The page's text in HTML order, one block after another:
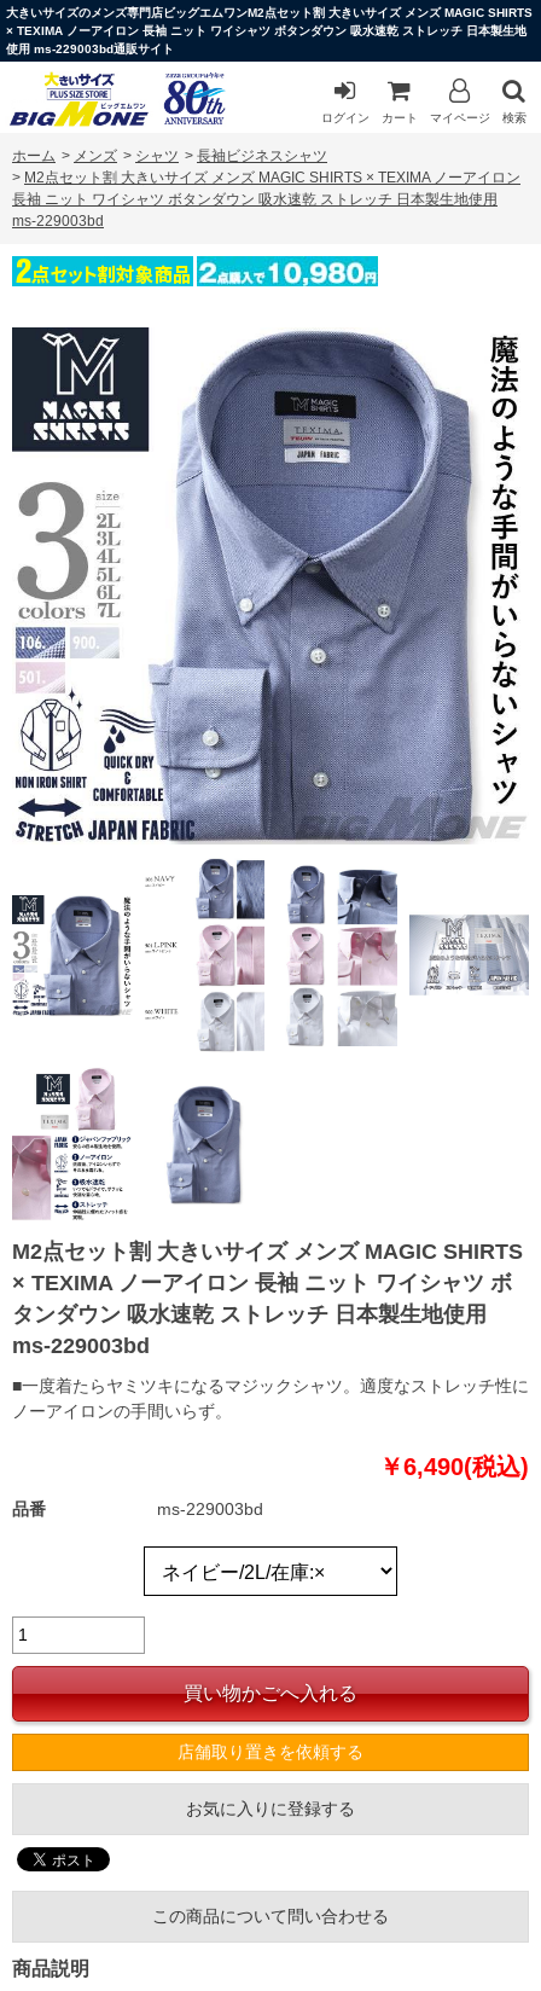
大きいサイズのメンズ専門店ビッグエムワンM2点セット割 大きいサイズ メンズ MAGIC SHIRTS
× TEXIMA ノーアイロン 長袖 ニット ワイシャツ ボタンダウン 吸水速乾 ストレッチ 日本製生地
使用 ms-229003bd通販サイト
ログイン カート マイページ 検索
ホーム > メンズ > シャツ > 長袖ビジネスシャツ
> M2点セット割 大きいサイズ メンズ MAGIC SHIRTS × TEXIMA ノーアイロン
長袖 ニット ワイシャツ ボタンダウン 吸水速乾 ストレッチ 日本製生地使用
ms-229003bd
M2点セット割 大きいサイズ メンズ MAGIC SHIRTS
× TEXIMA ノーアイロン 長袖 ニット ワイシャツ ボ
タンダウン 吸水速乾 ストレッチ 日本製生地使用
ms-229003bd
■一度着たらヤミツキになるマジックシャツ。適度なストレッチ性に
ノーアイロンの手間いらず。
￥6,490(税込)
品番 ms-229003bd
店舗取り置きを依頼する
お気に入りに登録する
この商品について問い合わせる
商品説明